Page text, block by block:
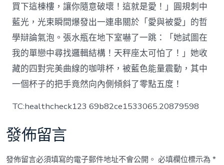
買下這棟樓，讓你隨意破壞！這就是愛！」圓規刺中
藍光，光束瞬間爆發出一連串關於「愛與被愛」的哲
學辯論氣泡。張水瓶在地下室嚇了一跳：「她試圖在
我的單戀中尋找邏輯結構！天秤座太可怕了！」她收
藏的四對完美曲線的咖啡杯，被藍色能量震動，其中
一個杯子的把手竟然向內側傾斜了零點五度！
TC:healthcheck123 69b82ce1533065.20879598
發佈留言
發佈留言必須填寫的電子郵件地址不會公開。 必填欄位標示為*